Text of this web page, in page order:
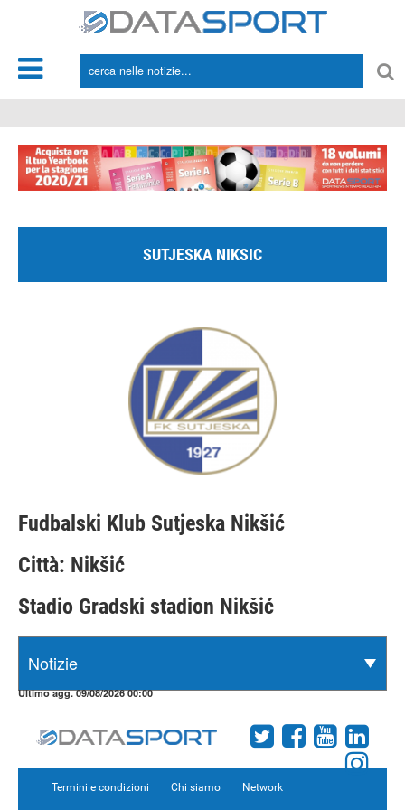
SUTJESKA NIKSIC
Fudbalski Klub Sutjeska Nikšić
Città: Nikšić
Stadio Gradski stadion Nikšić
Ultimo agg. 09/08/2026 00:00
Termini e condizioni Chi siamo Network